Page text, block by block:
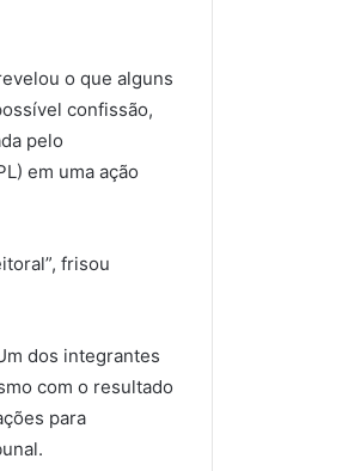
o que alguns
confissão,
pelo
em uma ação
frisou
dos integrantes
com o resultado
para